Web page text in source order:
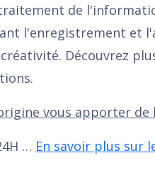
de
l'enregistrement et
Découvrez
vous apporter de
… En savoir plus sur